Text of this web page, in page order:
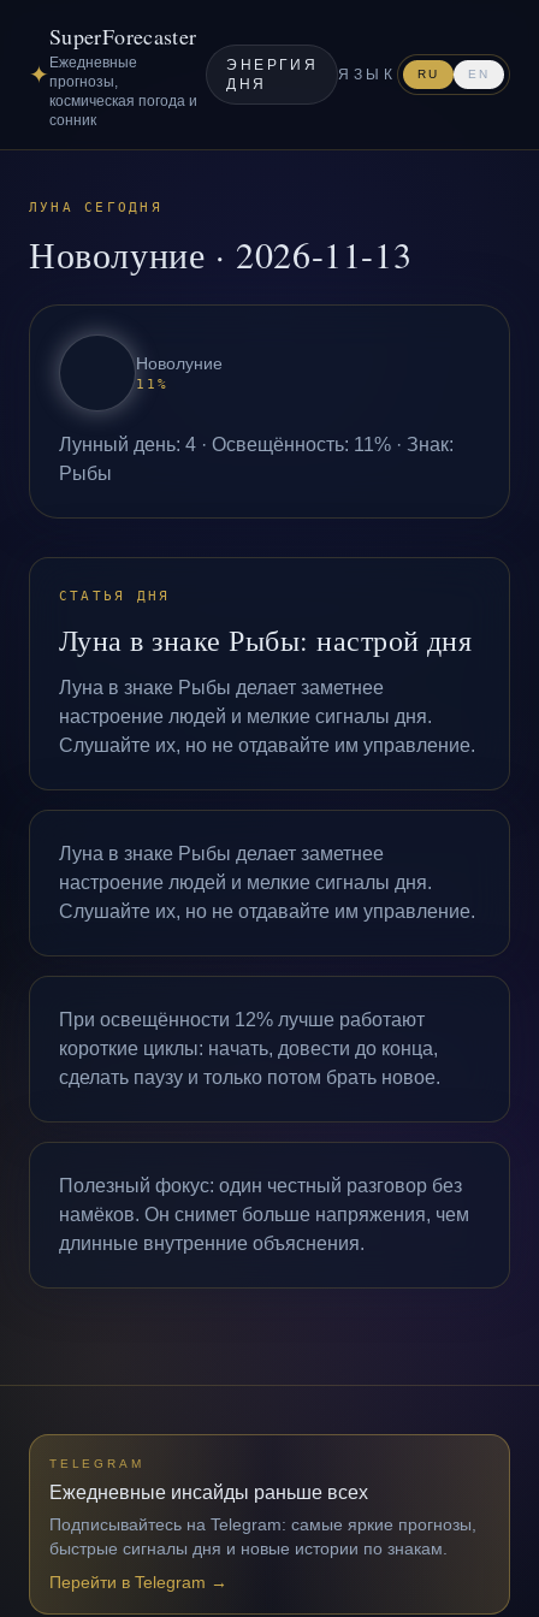
✦
SuperForecaster
Ежедневные
прогнозы,
космическая погода и
сонник
ЭНЕРГИЯ
ДНЯ
ЯЗЫК RU EN
ЛУНА СЕГОДНЯ
Новолуние · 2026-11-13
Новолуние
11%
Лунный день: 4 · Освещённость: 11% · Знак:
Рыбы
СТАТЬЯ ДНЯ
Луна в знаке Рыбы: настрой дня
Луна в знаке Рыбы делает заметнее
настроение людей и мелкие сигналы дня.
Слушайте их, но не отдавайте им управление.
Луна в знаке Рыбы делает заметнее
настроение людей и мелкие сигналы дня.
Слушайте их, но не отдавайте им управление.
При освещённости 12% лучше работают
короткие циклы: начать, довести до конца,
сделать паузу и только потом брать новое.
Полезный фокус: один честный разговор без
намёков. Он снимет больше напряжения, чем
длинные внутренние объяснения.
TELEGRAM
Ежедневные инсайды раньше всех
Подписывайтесь на Telegram: самые яркие прогнозы,
быстрые сигналы дня и новые истории по знакам.
Перейти в Telegram →